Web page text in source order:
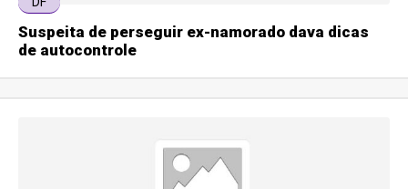
Suspeita de perseguir ex-namorado dava dicas
de autocontrole